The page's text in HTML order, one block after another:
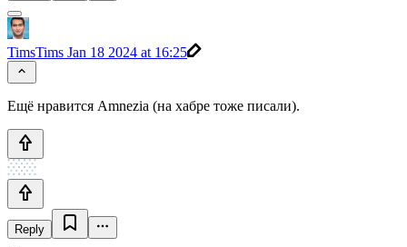
TimsTims Jan 18 2024 at 16:25
Ещё нравится Amnezia (на хабре тоже писали).
Reply